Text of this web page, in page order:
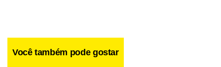
Você também pode gostar